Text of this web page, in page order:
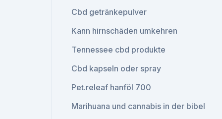
Cbd getränkepulver
Kann hirnschäden umkehren
Tennessee cbd produkte
Cbd kapseln oder spray
Pet.releaf hanföl 700
Marihuana und cannabis in der bibel